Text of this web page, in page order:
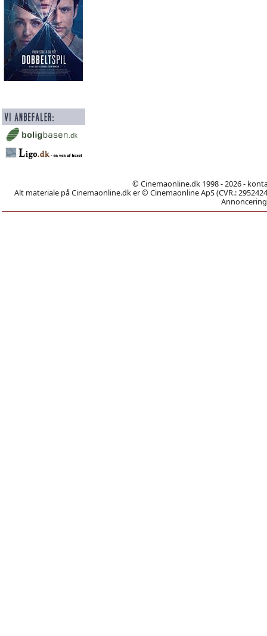
© Cinemaonline.dk 1998 - 2026 -
Alt materiale på Cinemaonline.dk er © Cinemaonline ApS (CVR.: